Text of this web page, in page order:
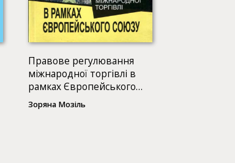
Правове регулювання
міжнародної торгівлі в
рамках Європейського
Союзу
Зоряна Мозіль